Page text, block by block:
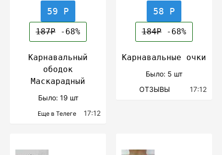
59 Р
187Р -68%
Карнавальный
ободок
Маскарадный
Было: 19 шт
Еще в Телеге 17:12
58 Р
184Р -68%
Карнавальные очки
Было: 5 шт
ОТЗЫВЫ
17:12